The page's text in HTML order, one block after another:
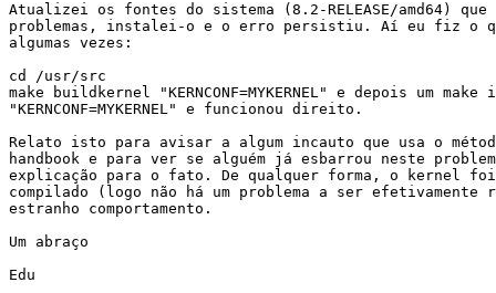
Atualizei os fontes do sistema (8.2-RELEASE/amd64) que
problemas, instalei-o e o erro persistiu. Aí eu fiz o
algumas vezes:
cd /usr/src
make buildkernel "KERNCONF=MYKERNEL" e depois um
"KERNCONF=MYKERNEL" e funcionou direito.
Relato isto para avisar a algum incauto que usa o
handbook e para ver se alguém já esbarrou neste
explicação para o fato. De qualquer forma, o kernel
compilado (logo não há um problema a ser efetivamente
estranho comportamento.
Um abraço
Edu